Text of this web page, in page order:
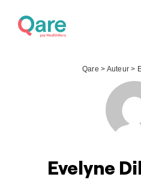
Qare > Auteur >
Evelyne